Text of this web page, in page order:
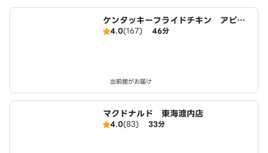
ケンタッキーフライドチキン アピタ
東海荒尾店
4.0(167) 46分
出前館がお届け
マクドナルド 東海渡内店
4.0(83) 33分